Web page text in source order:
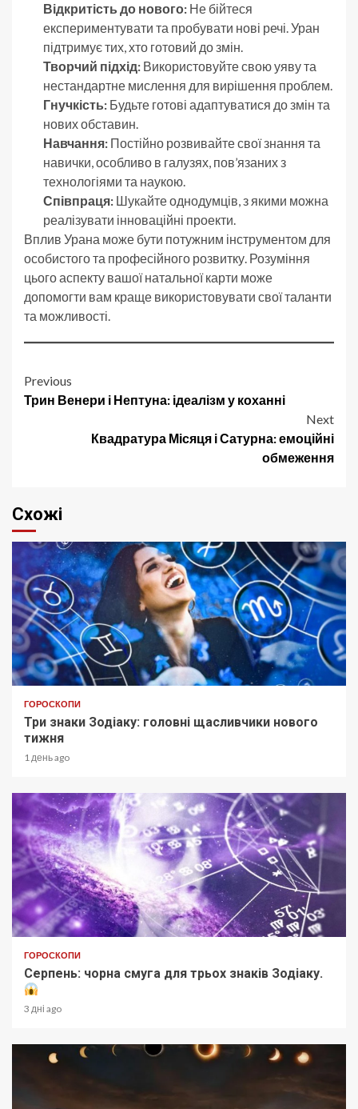
Відкритість до нового: Не бійтеся
експериментувати та пробувати нові речі. Уран
підтримує тих, хто готовий до змін.
Творчий підхід: Використовуйте свою уяву та
нестандартне мислення для вирішення проблем.
Гнучкість: Будьте готові адаптуватися до змін та
нових обставин.
Навчання: Постійно розвивайте свої знання та
навички, особливо в галузях, пов’язаних з
технологіями та наукою.
Співпраця: Шукайте однодумців, з якими можна
реалізувати інноваційні проекти.
Вплив Урана може бути потужним інструментом для
особистого та професійного розвитку. Розуміння
цього аспекту вашої натальної карти може
допомогти вам краще використовувати свої таланти
та можливості.
Post
Previous
Трин Венери і Нептуна: ідеалізм у коханні
Next
Квадратура Місяця і Сатурна: емоційні
обмеження
Схожі
ГОРОСКОПИ
Три знаки Зодіаку: головні щасливчики нового
тижня
1 день ago
ГОРОСКОПИ
Серпень: чорна смуга для трьох знаків Зодіаку.
3 дні ago